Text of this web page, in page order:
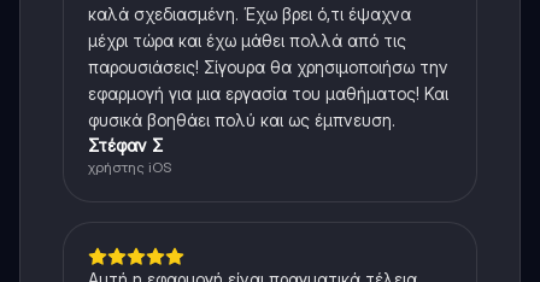
καλά σχεδιασμένη. Έχω βρει ό,τι έψαχνα
μέχρι τώρα και έχω μάθει πολλά από τις
παρουσιάσεις! Σίγουρα θα χρησιμοποιήσω την
εφαρμογή για μια εργασία του μαθήματος! Και
φυσικά βοηθάει πολύ και ως έμπνευση.
Στέφαν Σ
χρήστης iOS